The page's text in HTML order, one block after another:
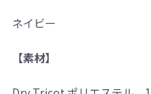
ネイビー
【素材】